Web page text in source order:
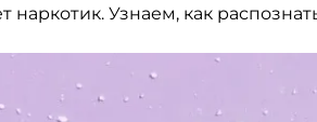
наркотик. Узнаем, как